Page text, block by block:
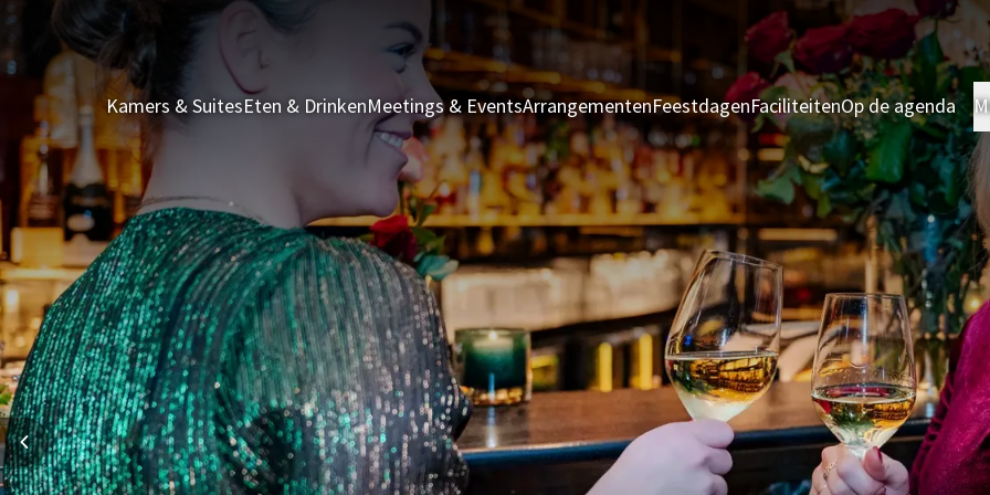
Kamers & SuitesEten & DrinkenMeetings & EventsArrangementenFeestdagenFaciliteitenOp de agenda